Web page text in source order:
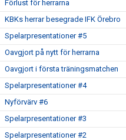
Förlust för herrarna
KBKs herrar besegrade IFK Örebro
Spelarpresentationer #5
Oavgjort på nytt för herrarna
Oavgjort i första träningsmatchen
Spelarpresentationer #4
Nyförvärv #6
Spelarpresentationer #3
Spelarpresentationer #2